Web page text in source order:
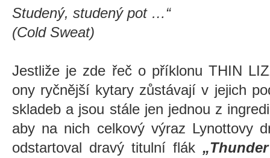
Studený, studený pot …“
(Cold Sweat)
Jestliže je zde řeč o příklonu THIN
ony ryčnější kytary zůstávají v jejich
skladeb a jsou stále jen jednou z
aby na nich celkový výraz Lynottovy
odstartoval dravý titulní flák